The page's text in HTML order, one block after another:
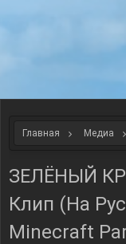
Главная Медиа
ЗЕЛЁНЫЙ
Клип (На
Minecraft